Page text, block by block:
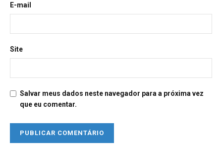
E-mail
Site
Salvar meus dados neste navegador para a próxima vez
que eu comentar.